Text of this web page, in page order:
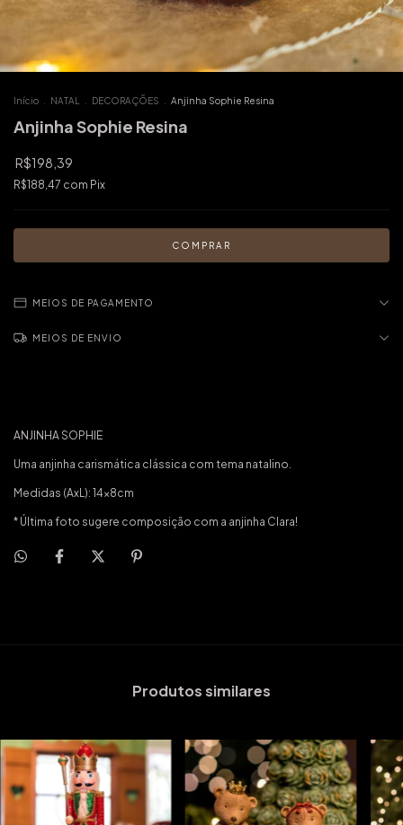
Início NATAL DECORAÇÕES Anjinha Sophie Resina
Anjinha Sophie Resina
R$198,39
R$188,47 com Pix
MEIOS DE PAGAMENTO
MEIOS DE ENVIO
ANJINHA SOPHIE
Uma anjinha carismática clássica com tema natalino.
Medidas (AxL): 14x8cm
* Última foto sugere composição com a anjinha Clara!
Produtos similares